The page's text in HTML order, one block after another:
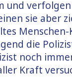
und
sie aber
die
noch
Kraft